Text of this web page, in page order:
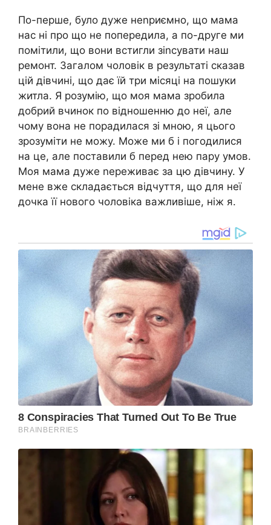
По-перше, було дуже неnриємно, що мама
нас ні про що не попередила, а по-друге ми
помітили, що вони встигли зіnсувати наш
ремонт. Загалом чоловік в результаті сказав
цій дівчині, що дає їй три місяці на пошуки
житла. Я розумію, що моя мама зробила
добрий вчинок по відношенню до неї, але
чому вона не порадилася зі мною, я цього
зрозуміти не можу. Може ми б і погодилися
на це, але поставили б перед нею пару умов.
Моя мама дуже nереживає за цю дівчину. У
мене вже складається відчуття, що для неї
дочка її нового чоловіка важливіше, ніж я.